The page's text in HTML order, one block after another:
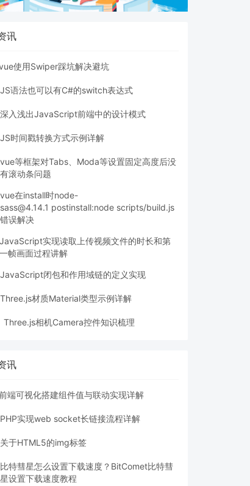
讯
使用Swiper踩坑解决避坑
JS语法也可以有C#的switch表达式
深入浅出JavaScript前端中的设计模式
JS时间戳转换方式示例详解
vue等框架对Tabs、Moda等设置固定高度后没
有滚动条问题
vue在install时node-
sass@4.14.1 postinstall:node scripts/build.js
错误解决
JavaScript实现读取上传视频文件的时长和第
一帧画面过程讲解
JavaScript闭包和作用域链的定义实现
Three.js材质Material类型示例详解
Three.js相机Camera控件知识梳理
讯
端可视化搭建组件值与联动实现详解
PHP实现web socket长链接流程详解
关于HTML5的img标签
比特彗星怎么设置下载速度？BitComet比特彗
星设置下载速度教程